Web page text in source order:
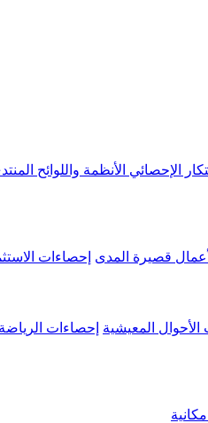
الإحصائي الأنظمة واللوائح
قصيرة المدى إحصاءات
الأحوال المعيشية إحصاءات الرياضة